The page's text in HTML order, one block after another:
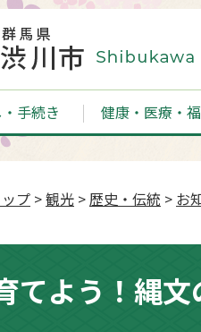
手続き 健康・医療・
プ >観光 >歴史・伝統 > お
育てよう！縄